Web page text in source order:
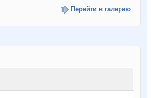
Перейти в галерею